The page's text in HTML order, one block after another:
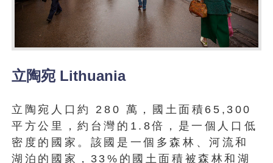
立陶宛 Lithuania
立陶宛人口約 280 萬，國土面積65,300
平方公里，約台灣的1.8倍，是一個人口低
密度的國家。該國是一個多森林、河流和
湖泊的國家，33%的國土面積被森林和湖